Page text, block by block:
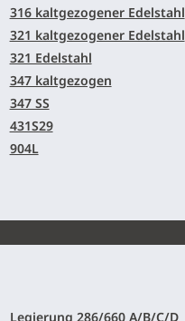
316 kaltgezogener Edelstahl
321 kaltgezogener Edelstahl
321 Edelstahl
347 kaltgezogen
347 SS
431S29
904L
Legierung 286/660 A/B/C/D